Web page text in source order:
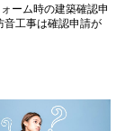
ーム時の建築確認申
音工事は確認申請が